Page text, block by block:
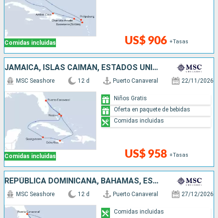
Comidas incluidas US$ 906 +Tasas
JAMAICA, ISLAS CAIMÁN, ESTADOS UNIDOS, BAHAMAS
Comidas incluidas
MSC Seashore 12 d Puerto Canaveral 22/11/2026
US$ 958 +Tasas
Niños Gratis
Oferta en paquete de bebidas
Comidas incluidas
REPÚBLICA DOMINICANA, BAHAMAS, ESTADOS UNIDOS
MSC Seashore 12 d Puerto Canaveral 27/12/2026
Comidas incluidas